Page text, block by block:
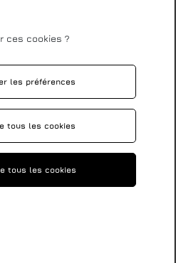
ces cookies ?
les préférences
tous les cookies
tous les cookies